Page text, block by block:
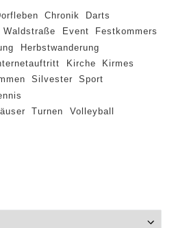
Chronik
Darts
Waldstraße Event
Festkommers
Herbstwanderung
Kirche
Kirmes
Silvester
Sport
Turnen
Volleyball